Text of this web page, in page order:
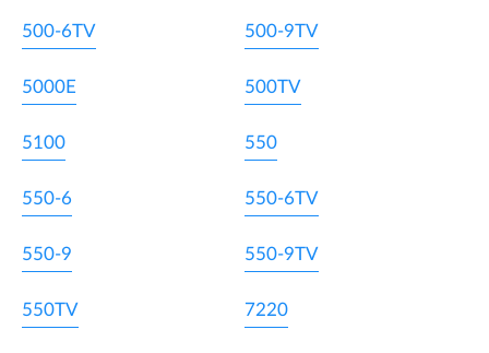
500-6TV 500-9TV
5000E 500TV
5100 550
550-6 550-6TV
550-9 550-9TV
550TV 7220